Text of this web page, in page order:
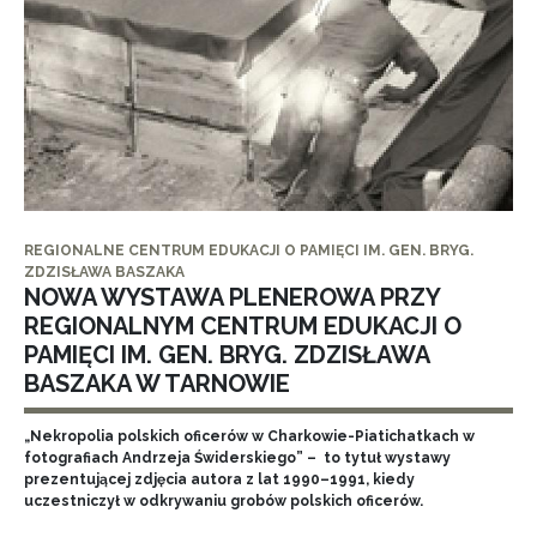
REGIONALNE CENTRUM EDUKACJI O PAMIĘCI IM. GEN. BRYG.
ZDZISŁAWA BASZAKA
NOWA WYSTAWA PLENEROWA PRZY
REGIONALNYM CENTRUM EDUKACJI O
PAMIĘCI IM. GEN. BRYG. ZDZISŁAWA
BASZAKA W TARNOWIE
„Nekropolia polskich oficerów w Charkowie-Piatichatkach w
fotografiach Andrzeja Świderskiego” – to tytuł wystawy
prezentującej zdjęcia autora z lat 1990–1991, kiedy
uczestniczył w odkrywaniu grobów polskich oficerów.